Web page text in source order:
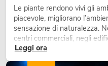
Le piante rendono vivi gli
piacevole, migliorano
sensazione di naturalezza.
centri commerciali, negli
fieristici, una vegetazione di
integrante dei moderni
Leggi ora